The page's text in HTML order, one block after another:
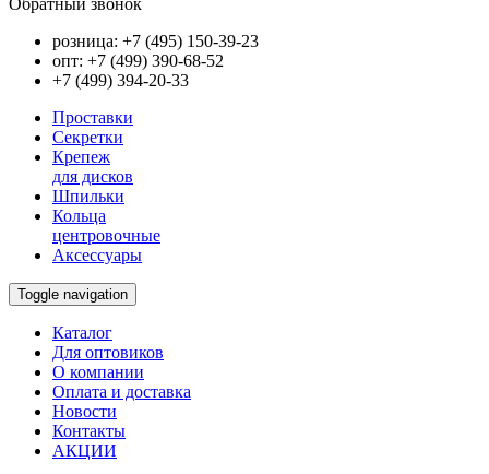
Обратный звонок
розница: +7 (495) 150-39-23
опт: +7 (499) 390-68-52
+7 (499) 394-20-33
Проставки
Секретки
Крепеж
для дисков
Шпильки
Кольца
центровочные
Аксессуары
Toggle navigation
Каталог
Для оптовиков
О компании
Оплата и доставка
Новости
Контакты
АКЦИИ